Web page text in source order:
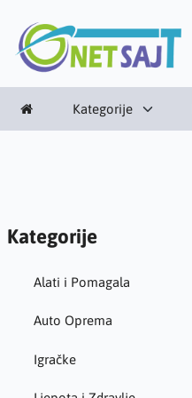
Kategorije
Kategorije
Alati i Pomagala
Auto Oprema
Igračke